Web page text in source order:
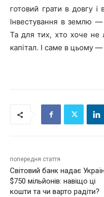
готовий грати в довгу
Інвестування в землю —
Та для тих, хто хоче не
капітал. І саме в цьому —
попередня стаття
Світовий банк надає
$750 мільйонів: навіщо ці
кошти та чи варто радіти?